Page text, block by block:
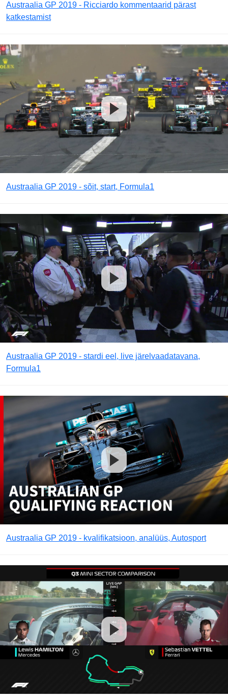
Austraalia GP 2019 - Ricciardo kommentaarid pärast
katkestamist
Austraalia GP 2019 - sõit, start, Formula1
Austraalia GP 2019 - stardi eel, live järelvaadatavana,
Formula1
Austraalia GP 2019 - kvalifikatsioon, analüüs, Autosport